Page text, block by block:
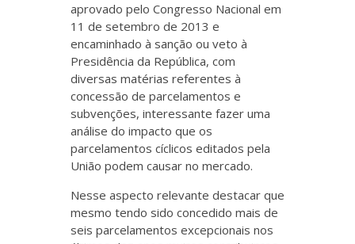
aprovado pelo Congresso Nacional em
11 de setembro de 2013 e
encaminhado à sanção ou veto à
Presidência da República, com
diversas matérias referentes à
concessão de parcelamentos e
subvenções, interessante fazer uma
análise do impacto que os
parcelamentos cíclicos editados pela
União podem causar no mercado.
Nesse aspecto relevante destacar que
mesmo tendo sido concedido mais de
seis parcelamentos excepcionais nos